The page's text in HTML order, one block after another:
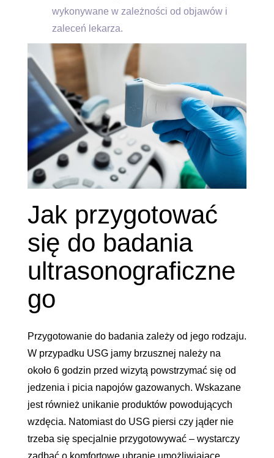
wykonywane w zależności od objawów i
zaleceń lekarza.
Jak przygotować
się do badania
ultrasonograficzne
go
Przygotowanie do badania zależy od jego rodzaju.
W przypadku USG jamy brzusznej należy na
około 6 godzin przed wizytą powstrzymać się od
jedzenia i picia napojów gazowanych. Wskazane
jest również unikanie produktów powodujących
wzdęcia. Natomiast do USG piersi czy jąder nie
trzeba się specjalnie przygotowywać – wystarczy